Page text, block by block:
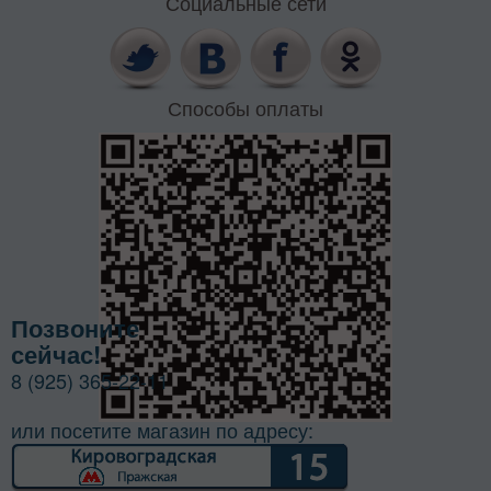
Способы оплаты
Позвоните
сейчас!
8 (925) 365-22-11
или посетите магазин по адресу: